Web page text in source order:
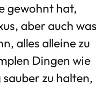
gewohnt hat,
aber auch was
alles alleine zu
Dingen wie
zu halten,